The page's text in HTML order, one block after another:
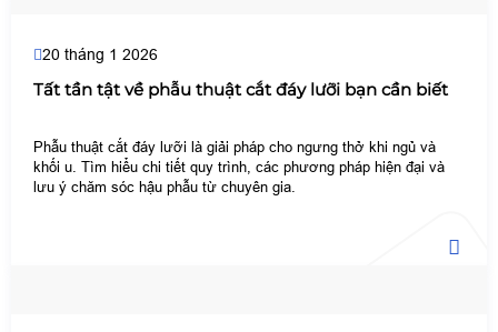
20 tháng 1 2026
Tất tần tật về phẫu thuật cắt đáy lưỡi bạn cần biết
Phẫu thuật cắt đáy lưỡi là giải pháp cho ngưng thở khi ngủ và
khối u. Tìm hiểu chi tiết quy trình, các phương pháp hiện đại và
lưu ý chăm sóc hậu phẫu từ chuyên gia.